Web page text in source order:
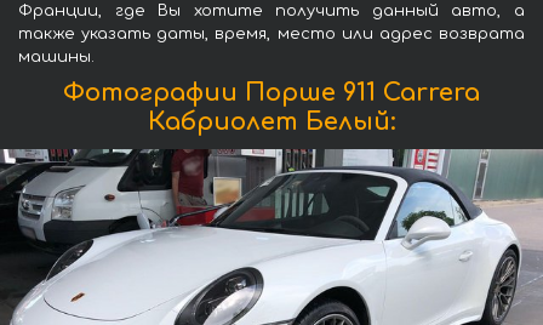
Франции, где Вы хотите получить данный авто, а
также указать даты, время, место или адрес возврата
машины.
Фотографии Порше 911 Carrera
Кабриолет Белый: